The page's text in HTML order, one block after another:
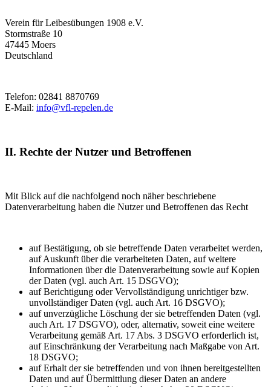
Verein für Leibesübungen 1908 e.V.
Stormstraße 10
47445 Moers
Deutschland
Telefon: 02841 8870769
E-Mail: info@vfl-repelen.de
II. Rechte der Nutzer und Betroffenen
Mit Blick auf die nachfolgend noch näher beschriebene
Datenverarbeitung haben die Nutzer und Betroffenen das Recht
auf Bestätigung, ob sie betreffende Daten verarbeitet werden,
auf Auskunft über die verarbeiteten Daten, auf weitere
Informationen über die Datenverarbeitung sowie auf Kopien
der Daten (vgl. auch Art. 15 DSGVO);
auf Berichtigung oder Vervollständigung unrichtiger bzw.
unvollständiger Daten (vgl. auch Art. 16 DSGVO);
auf unverzügliche Löschung der sie betreffenden Daten (vgl.
auch Art. 17 DSGVO), oder, alternativ, soweit eine weitere
Verarbeitung gemäß Art. 17 Abs. 3 DSGVO erforderlich ist,
auf Einschränkung der Verarbeitung nach Maßgabe von Art.
18 DSGVO;
auf Erhalt der sie betreffenden und von ihnen bereitgestellten
Daten und auf Übermittlung dieser Daten an andere